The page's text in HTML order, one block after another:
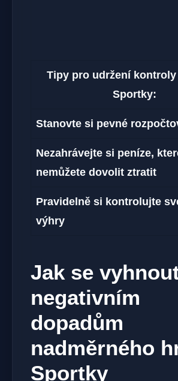
Tipy pro udržení
Sportky:
Stanovte si pevné
Nezahrávejte si peníze,
nemůžete dovolit ztratit
Pravidelně si kontrolujte
výhry
Jak se
negativním
dopadům
nadměrného
Sportky